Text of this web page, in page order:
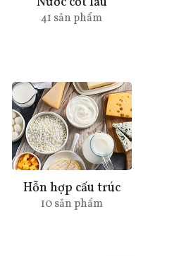
41 sản phẩm
Hỗn hợp cấu trúc
10 sản phẩm